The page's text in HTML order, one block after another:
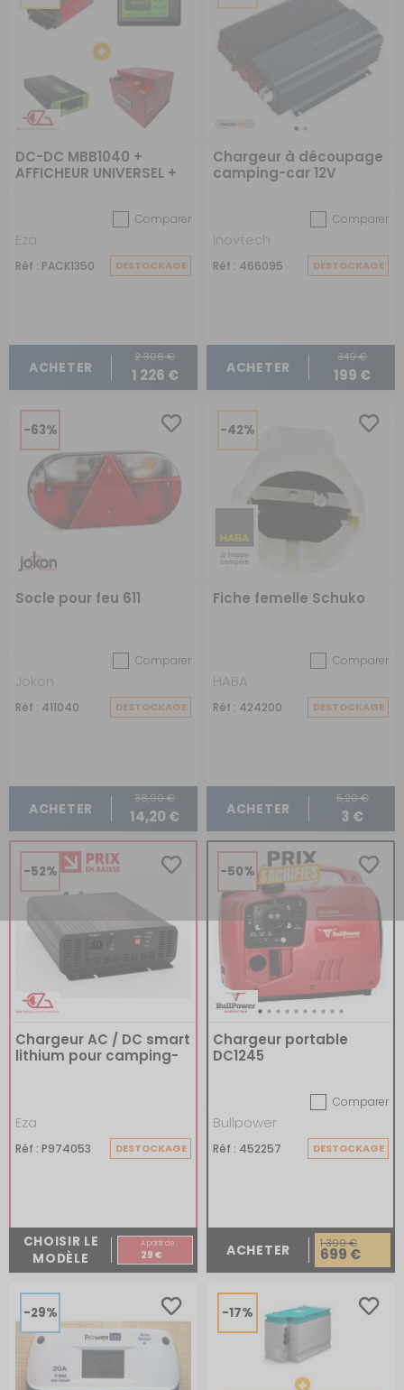
DC-DC MBB1040 +
AFFICHEUR UNIVERSEL +
Comparer
Eza
Réf : PACK1350 DESTOCKAGE
ACHETER
2 306 €
1 226 €
Chargeur à découpage
camping-car 12V
Comparer
Inovtech
Réf : 466095 DESTOCKAGE
ACHETER
349 €
199 €
-63%
Socle pour feu 611
Comparer
Jokon
Réf : 411040 DESTOCKAGE
ACHETER
38,90 €
14,20 €
-42%
Fiche femelle Schuko
Comparer
HABA
Réf : 424200 DESTOCKAGE
ACHETER
5,20 €
3 €
-52%
Chargeur AC / DC smart
lithium pour camping-
Eza
Réf : P974053 DESTOCKAGE
CHOISIR LE
MODÈLE
A partir de :
29 €
-50%
Chargeur portable
DC1245
Comparer
Bullpower
Réf : 452257 DESTOCKAGE
ACHETER 1 399 €
699 €
-29% -17%